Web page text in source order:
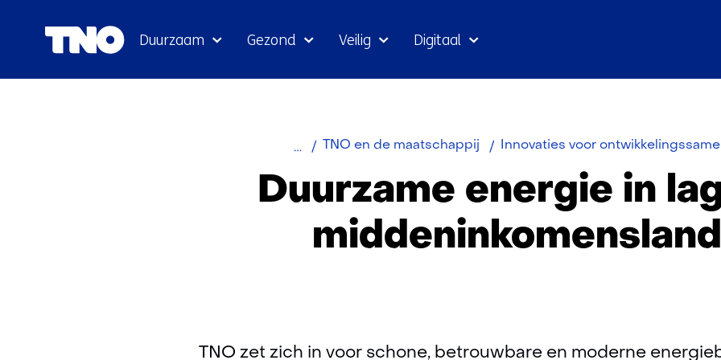
Duurzaam Gezond Veilig Digitaal
Home TNO en de maatschappij Innovaties voor
Duurzame energie in
TNO zet zich in voor schone, betrouwbare en moderne